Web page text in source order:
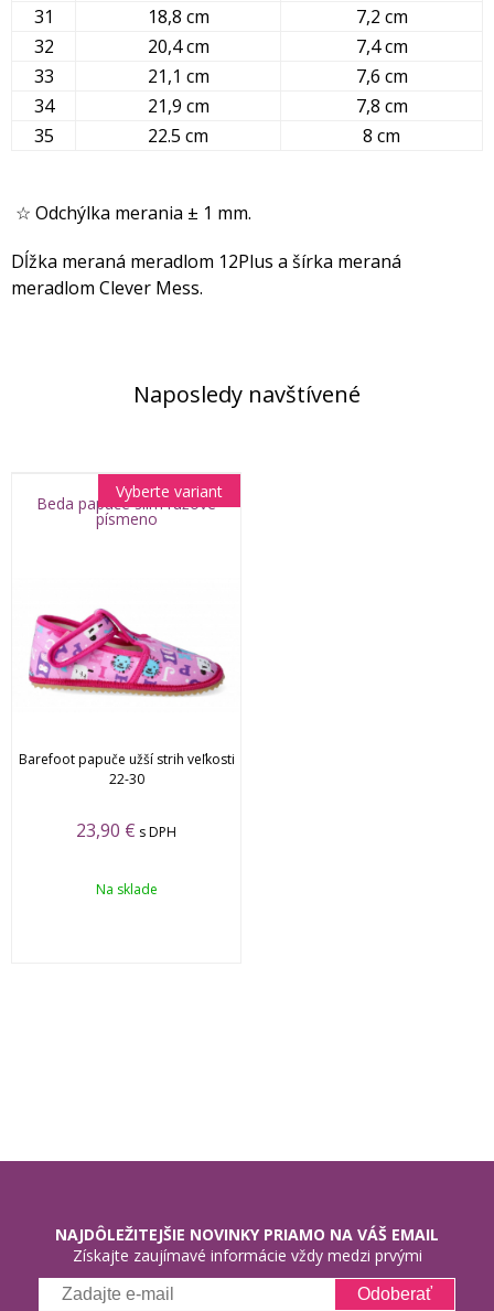
31
18,8 cm
7,2 cm
32
20,4 cm
7,4 cm
33
21,1 cm
7,6 cm
34
21,9 cm
7,8 cm
35
22.5 cm 8 cm
☆ Odchýlka merania ± 1 mm.
Dĺžka meraná meradlom 12Plus a šírka meraná
meradlom Clever Mess.
Naposledy navštívené
Beda papuče slim ružové
písmeno
Barefoot papuče užší strih veľkosti
22-30
23,90 € s DPH
Vyberte variant
Na sklade
NAJDÔLEŽITEJŠIE NOVINKY PRIAMO NA VÁŠ EMAIL
Získajte zaujímavé informácie vždy medzi prvými
Odoberať